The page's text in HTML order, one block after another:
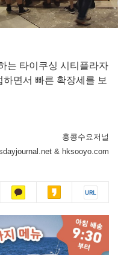
는 타이쿠싱 시티플라자
면서 빠른 확장세를 보
홍콩수요저널
& hksooyo.com